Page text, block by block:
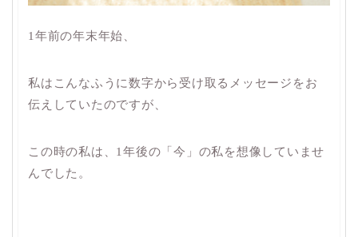
1年前の年末年始、
私はこんなふうに数字から受け取るメッセージをお
伝えしていたのですが、
この時の私は、1年後の「今」の私を想像していませ
んでした。